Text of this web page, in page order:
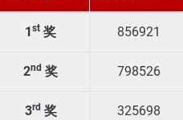
1 st 奖 856921
2nd 奖 798526
3rd 奖 325698